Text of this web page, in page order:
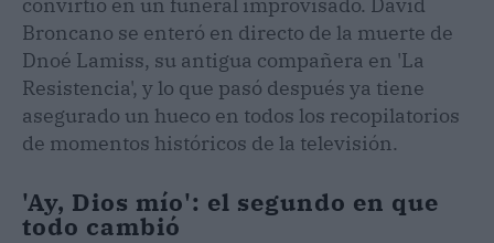
Broncano se enteró en directo de la muerte de
Dnoé Lamiss, su antigua compañera en 'La
Resistencia', y lo que pasó después ya tiene
asegurado un hueco en todos los recopilatorios
de momentos históricos de la televisión.
'Ay, Dios mío': el segundo en que
todo cambió